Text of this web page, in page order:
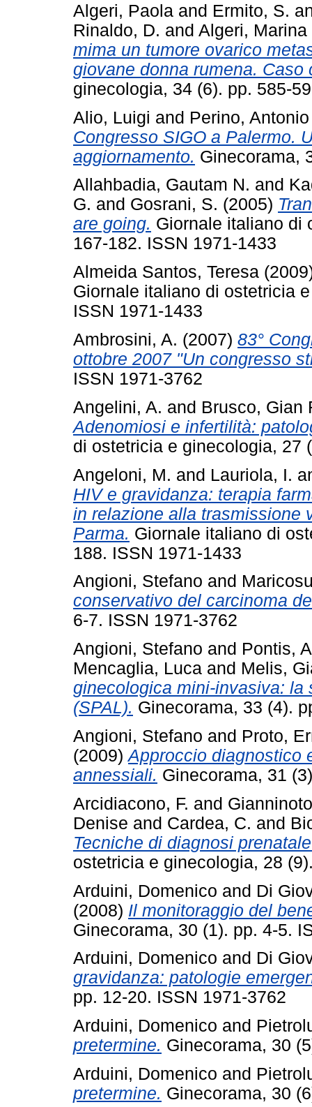
Algeri, Paola and Ermito, S.
Rinaldo, D. and Algeri, Marina
mima un tumore ovarico
giovane donna rumena. Caso
ginecologia, 34 (6). pp. 585-
Alio, Luigi and Perino, Antonio
Congresso SIGO a Palermo.
aggiornamento. Ginecorama,
Allahbadia, Gautam N. and
G. and Gosrani, S. (2005)
are going. Giornale italiano di
167-182. ISSN 1971-1433
Almeida Santos, Teresa
Giornale italiano di ostetricia
ISSN 1971-1433
Ambrosini, A. (2007) 83°
ottobre 2007 "Un congresso
ISSN 1971-3762
Angelini, A. and Brusco, Gian
Adenomiosi e infertilità:
di ostetricia e ginecologia, 27
Angeloni, M. and Lauriola, I.
HIV e gravidanza: terapia
in relazione alla trasmissione
Parma. Giornale italiano di
188. ISSN 1971-1433
Angioni, Stefano and
conservativo del carcinoma
6-7. ISSN 1971-3762
Angioni, Stefano and Pontis,
Mencaglia, Luca and Melis,
ginecologica mini-invasiva: la
(SPAL). Ginecorama, 33 (4).
Angioni, Stefano and Proto,
(2009)Approccio diagnostico
annessiali. Ginecorama, 31
Arcidiacono, F. and
Denise and Cardea, C. and
Tecniche di diagnosi
ostetricia e ginecologia, 28
Arduini, Domenico and Di
(2008) Il monitoraggio del
Ginecorama, 30 (1). pp. 4-5.
Arduini, Domenico and Di
gravidanza: patologie
pp. 12-20. ISSN 1971-3762
Arduini, Domenico and
pretermine. Ginecorama, 30
Arduini, Domenico and
pretermine. Ginecorama, 30